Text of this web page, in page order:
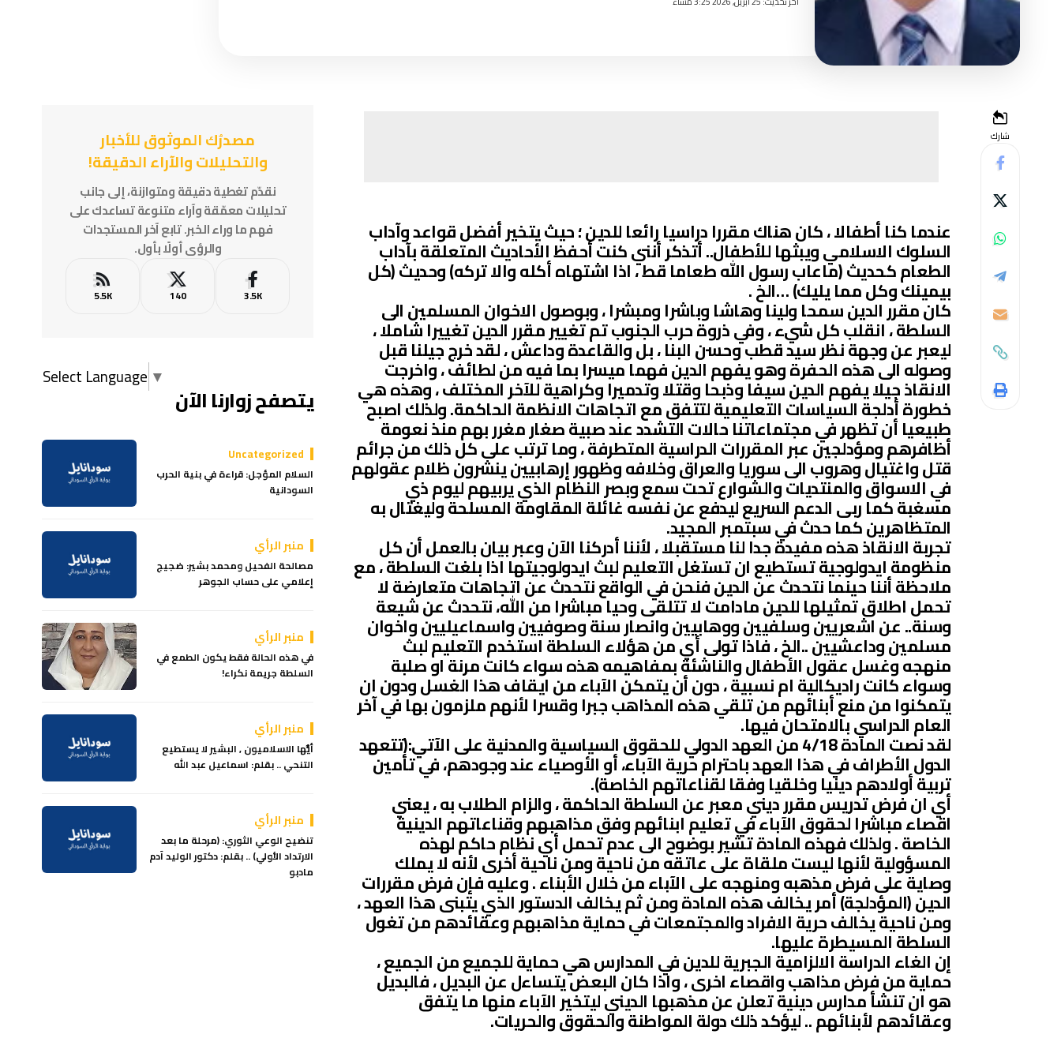
شارك
عندما كنا أطفالا ، كان هناك مقررا دراسيا رائعا للدين ؛ حيث يتخير أفضل قواعد وآداب
السلوك الاسلامي ويبثها للأطفال.. أتذكر أنني كنت أحفظ الأحاديث المتعلقة بآداب
الطعام كحديث (ماعاب رسول الله طعاما قط ، اذا اشتهاه أكله والا تركه) وحديث (كل
بيمينك وكل مما يليك) …الخ .
كان مقرر الدين سمحا ولينا وهاشا وباشرا ومبشرا ، وبوصول الاخوان المسلمين الى
السلطة ، انقلب كل شيء ، وفي ذروة حرب الجنوب تم تغيير مقرر الدين تغييرا شاملا ،
ليعبر عن وجهة نظر سيد قطب وحسن البنا ، بل والقاعدة وداعش ، لقد خرج جيلنا قبل
وصوله الى هذه الحفرة وهو يفهم الدين فهما ميسرا بما فيه من لطائف ، واخرجت
الانقاذ جيلا يفهم الدين سيفا وذبحا وقتلا وتدميرا وكراهية للآخر المختلف ، وهذه هي
خطورة أدلجة السياسات التعليمية لتتفق مع اتجاهات الانظمة الحاكمة. ولذلك اصبح
طبيعيا أن تظهر في مجتماعاتنا حالات التشدد عند صبية صغار مغرر بهم منذ نعومة
أظافرهم ومؤدلجين عبر المقررات الدراسية المتطرفة ، وما ترتب على كل ذلك من جرائم
قتل واغتيال وهروب الى سوريا والعراق وخلافه وظهور إرهابيين ينشرون ظلام عقولهم
في الاسواق والمنتديات والشوارع تحت سمع وبصر النظام الذي يربيهم ليوم ذي
مسغبة كما ربى الدعم السريع ليدفع عن نفسه غائلة المقاومة المسلحة وليغتال به
المتظاهرين كما حدث في سبتمبر المجيد.
تجربة الانقاذ هذه مفيدة جدا لنا مستقبلا ، لأننا أدركنا الآن وعبر بيان بالعمل أن كل
منظومة ايدولوجية تستطيع ان تستغل التعليم لبث ايدولوجيتها اذا بلغت السلطة ، مع
ملاحظة أننا حينما نتحدث عن الدين فنحن في الواقع نتحدث عن اتجاهات متعارضة لا
تحمل اطلاق تمثيلها للدين مادامت لا تتلقى وحيا مباشرا من الله، نتحدث عن شيعة
وسنة.. عن اشعريين وسلفيين ووهابيين وانصار سنة وصوفيين واسماعيليين واخوان
مسلمين وداعشيين ..الخ ، فاذا تولى أي من هؤلاء السلطة استخدم التعليم لبث
منهجه وغسل عقول الأطفال والناشئة بمفاهيمه هذه سواء كانت مرنة او صلبة
وسواء كانت راديكالية ام نسبية ، دون أن يتمكن الآباء من ايقاف هذا الغسل ودون ان
يتمكنوا من منع أبنائهم من تلقي هذه المذاهب جبرا وقسرا لأنهم ملزمون بها في آخر
العام الدراسي بالامتحان فيها.
لقد نصت المادة 4/18 من العهد الدولي للحقوق السياسية والمدنية على الآتي:(تتعهد
الدول الأطراف في هذا العهد باحترام حرية الآباء، أو الأوصياء عند وجودهم، في تأمين
تربية أولادهم دينيا وخلقيا وفقا لقناعاتهم الخاصة).
أي ان فرض تدريس مقرر ديني معبر عن السلطة الحاكمة ، والزام الطلاب به ، يعني
اقصاء مباشرا لحقوق الآباء في تعليم ابنائهم وفق مذاهبهم وقناعاتهم الدينية
الخاصة . ولذلك فهذه المادة تشير بوضوح الى عدم تحمل أي نظام حاكم لهذه
المسؤولية لأنها ليست ملقاة على عاتقه من ناحية ومن ناحية أخرى لأنه لا يملك
وصاية على فرض مذهبه ومنهجه على الآباء من خلال الأبناء . وعليه فإن فرض مقررات
الدين (المؤدلجة) أمر يخالف هذه المادة ومن ثم يخالف الدستور الذي يتبنى هذا العهد ،
ومن ناحية يخالف حرية الافراد والمجتمعات في حماية مذاهبهم وعقائدهم من تغول
السلطة المسيطرة عليها.
إن الغاء الدراسة الالزامية الجبرية للدين في المدارس هي حماية للجميع من الجميع ،
حماية من فرض مذاهب واقصاء اخرى ، واذا كان البعض يتساءل عن البديل ، فالبديل
هو ان تنشأ مدارس دينية تعلن عن مذهبها الديني ليتخير الآباء منها ما يتفق
وعقائدهم لأبنائهم .. ليؤكد ذلك دولة المواطنة والحقوق والحريات.
مصدرُك الموثوق للأخبار
والتحليلات والآراء الدقيقة!
نقدّم تغطية دقيقة ومتوازنة، إلى جانب
تحليلات معمّقة وآراء متنوعة تساعدك على
فهم ما وراء الخبر. تابع آخر المستجدات
والرؤى أولًا بأول.
3.5K
140
5.5K
Select Language ▼
يتصفح زوارنا الآن
Uncategorized
السلام المؤجل: قراءة في بنية الحرب
السودانية
منبر الرأي
مصالحة الفحيل ومحمد بشير: ضجيج
إعلامي على حساب الجوهر
منبر الرأي
في هذه الحالة فقط يكون الطمع في
السلطة جريمة نكراء!
منبر الرأي
أيُّها الاسلاميون , البشير لا يستطيع
التنحي .. بقلم: اسماعيل عبد الله
منبر الرأي
تنضيح الوعي الثوري: (مرحلة ما بعد
الارتداد الأولي) .. بقلم: دكتور الوليد آدم
مادبو